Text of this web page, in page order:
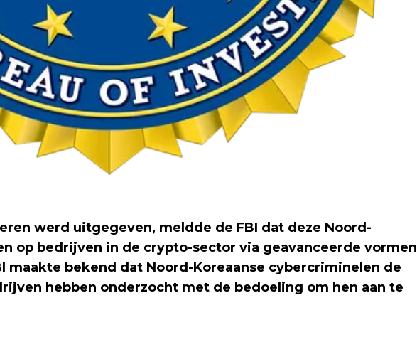
werd uitgegeven, meldde de FBI dat deze Noord-
op bedrijven in de crypto-sector via geavanceerde vormen
maakte bekend dat Noord-Koreaanse cybercriminelen de
hebben onderzocht met de bedoeling om hen aan te